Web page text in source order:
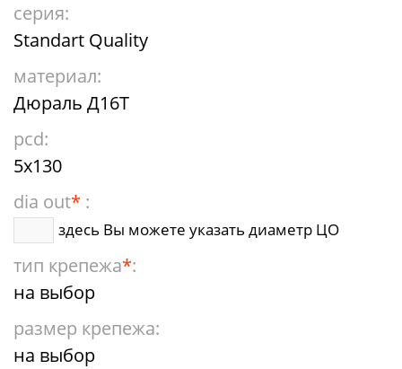
серия:
Standart Quality
материал:
Дюраль Д16Т
pcd:
5х130
dia out* :
здесь Вы можете указать диаметр ЦО
тип крепежа*:
на выбор
размер крепежа:
на выбор